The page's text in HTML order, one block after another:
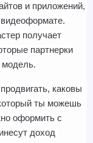
и приложений,
получает
партнерки
модель.
каковы
ты можешь
оформить с
доход